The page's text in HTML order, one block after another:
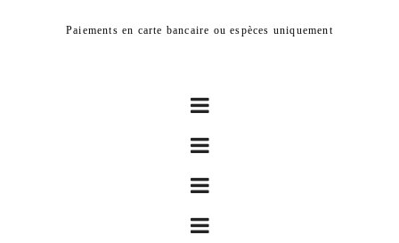
Paiements en carte bancaire ou espèces uniquement